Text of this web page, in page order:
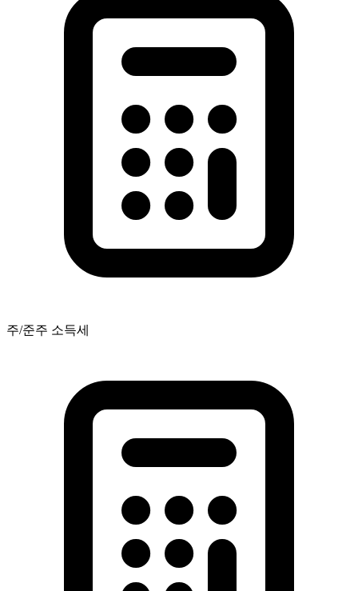
주/준주 소득세